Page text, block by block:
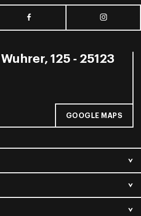
125 - 25123
GOOGLE MAPS